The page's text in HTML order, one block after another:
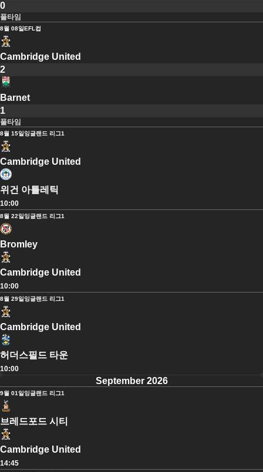
0
풀타임
8월 08일 EFL컵
Cambridge United
2
Barnet
1
풀타임
8월 15일잉글랜드 리그1
Cambridge United
위건 아틀레틱
10:00
8월 22일잉글랜드 리그1
Bromley
Cambridge United
10:00
8월 29일잉글랜드 리그1
Cambridge United
허더스필드 타운
10:00
September 2026
9월 01일잉글랜드 리그1
브레드포드 시티
Cambridge United
14:45